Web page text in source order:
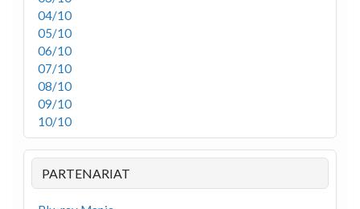
04/10
05/10
06/10
07/10
08/10
09/10
10/10
PARTENARIAT